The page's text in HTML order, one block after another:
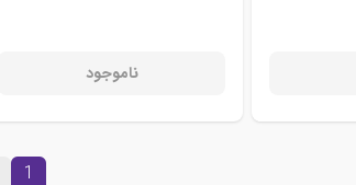
ناموجود
1